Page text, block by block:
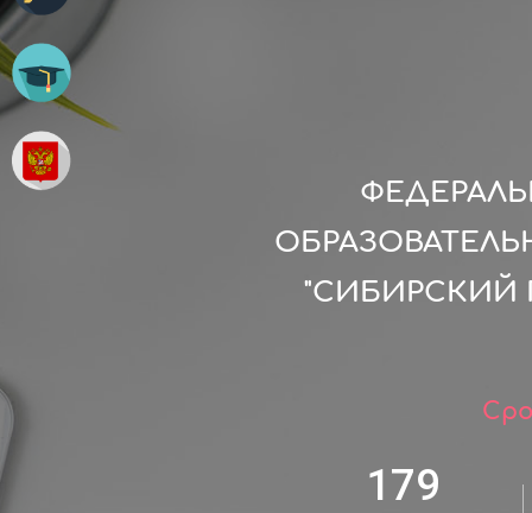
"СИБИРСКИЙ
179